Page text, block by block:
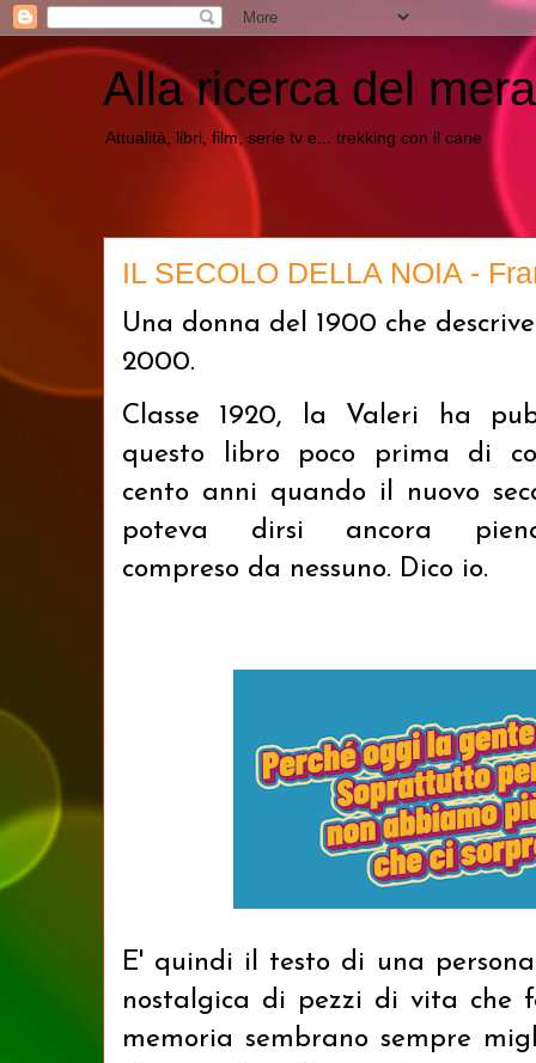
Alla ricerca del
Attualità, libri, film, serie tv e... trekking con il cane
IL SECOLO DELLA NOIA -
Una donna del 1900 che
2000.
Classe 1920, la Valeri ha
questo libro poco prima di
cento anni quando il nuovo
poteva dirsi ancora
compreso da nessuno. Dico io.
E' quindi il testo di una
nostalgica di pezzi di vita che
memoria sembrano sempre